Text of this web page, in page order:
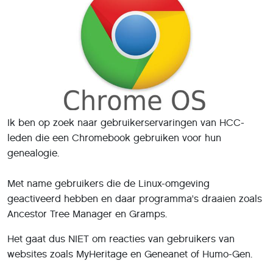
Ik ben op zoek naar gebruikerservaringen van HCC-
leden die een Chromebook gebruiken voor hun
genealogie.
Met name gebruikers die de Linux-omgeving
geactiveerd hebben en daar programma's draaien zoals
Ancestor Tree Manager en Gramps.
Het gaat dus NIET om reacties van gebruikers van
websites zoals MyHeritage en Geneanet of Humo-Gen.